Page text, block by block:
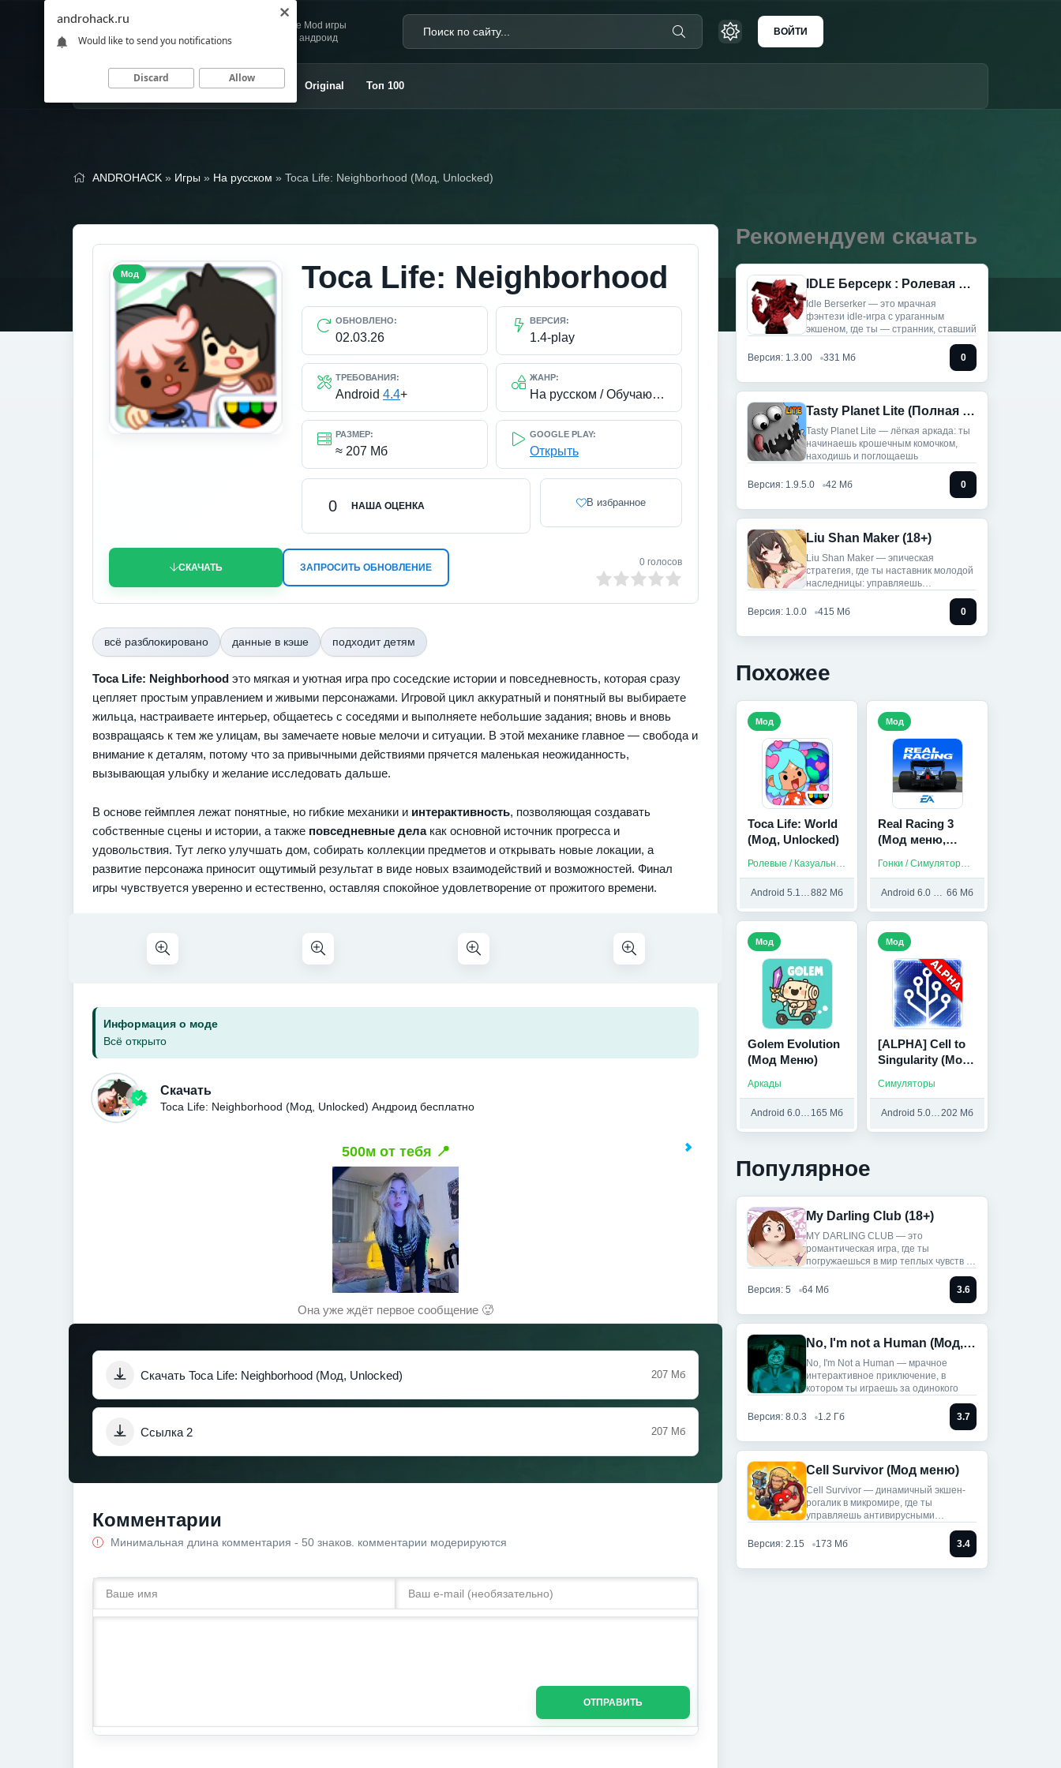
Andro
HACK
Скачивай любимые Mod игры
и приложения для андроид
ВОЙТИ
Главная Игры Приложения Original Топ 100
ANDROHACK » Игры » На русском » Toca Life: Neighborhood (Мод, Unlocked)
Toca Life: Neighborhood
ОБНОВЛЕНО:
02.03.26
ВЕРСИЯ:
1.4-play
ТРЕБОВАНИЯ:
Android 4.4+
ЖАНР:
На русском / Обучающие / Ролевые / Платные
РАЗМЕР:
≈ 207 Мб
GOOGLE PLAY:
Открыть
НАША ОЦЕНКА
0 В избранное
СКАЧАТЬ ЗАПРОСИТЬ ОБНОВЛЕНИЕ 0 голосов
Мод
всё разблокировано данные в кэше подходит детям
Toca Life: Neighborhood это мягкая и уютная игра про соседские истории и повседневность, которая сразу
цепляет простым управлением и живыми персонажами. Игровой цикл аккуратный и понятный вы выбираете
жильца, настраиваете интерьер, общаетесь с соседями и выполняете небольшие задания; вновь и вновь
возвращаясь к тем же улицам, вы замечаете новые мелочи и ситуации. В этой механике главное — свобода и
внимание к деталям, потому что за привычными действиями прячется маленькая неожиданность,
вызывающая улыбку и желание исследовать дальше.
В основе геймплея лежат понятные, но гибкие механики и интерактивность, позволяющая создавать
собственные сцены и истории, а также повседневные делакак основной источник прогресса и
удовольствия. Тут легко улучшать дом, собирать коллекции предметов и открывать новые локации, а
развитие персонажа приносит ощутимый результат в виде новых взаимодействий и возможностей. Финал
игры чувствуется уверенно и естественно, оставляя спокойное удовлетворение от прожитого времени.
Информация о моде
Всё открыто
Скачать
Toca Life: Neighborhood (Мод, Unlocked) Андроид бесплатно
500м от тебя 📍
Она уже ждёт первое сообщение 🥵
Скачать Toca Life: Neighborhood (Мод, Unlocked) 207 Мб
Ссылка 2 207 Мб
Комментарии
Минимальная длина комментария - 50 знаков. комментарии модерируются
ОТПРАВИТЬ
Рекомендуем скачать
IDLE Берсерк : Ролевая игра (Мод Меню)
Idle Berserker — это мрачная
фэнтези idle-игра с ураганным
экшеном, где ты — странник, ставший
Версия: 1.3.00 331 Мб 0
Tasty Planet Lite (Полная версия)
Tasty Planet Lite — лёгкая аркада: ты
начинаешь крошечным комочком,
находишь и поглощаешь
Версия: 1.9.5.0 42 Мб 0
Liu Shan Maker (18+)
Liu Shan Maker — эпическая
стратегия, где ты наставник молодой
наследницы: управляешь
Версия: 1.0.0
415 Мб 0
Похожее
Toca Life: World
(Мод, Unlocked)
Ролевые / Казуальные
Android 5.1 и выше882 Мб
Мод
Real Racing 3
(Мод меню,
Гонки / Симуляторы / На русском
Android 6.0 и выше 66 Мб
Мод
Golem Evolution
(Мод Меню)
Аркады
Android 6.0 и выше 165 Мб
Мод
[ALPHA] Cell to
Singularity (Мод
Симуляторы
Android 5.0 и выше202 Мб
Мод
Популярное
My Darling Club (18+)
MY DARLING CLUB — это
романтическая игра, где ты
погружаешься в мир теплых чувств и
Версия: 5
64 Мб 3.6
No, I'm not a Human (Мод, Unlocked)
No, I'm Not a Human — мрачное
интерактивное приключение, в
котором ты играешь за одинокого
Версия: 8.0.3 1.2 Гб 3.7
Cell Survivor (Мод меню)
Cell Survivor — динамичный экшен-
рогалик в микромире, где ты
управляешь антивирусными
Версия: 2.15
173 Мб 3.4
androhack.ru
Would like to send you notifications
Discard Allow